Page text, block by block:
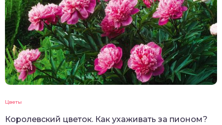
Цветы
Королевский цветок. Как ухаживать за пионом?